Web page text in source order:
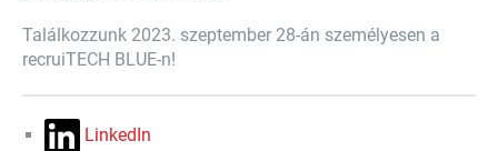
Találkozzunk 2023. szeptember 28-án személyesen a
recruiTECH BLUE-n!
LinkedIn